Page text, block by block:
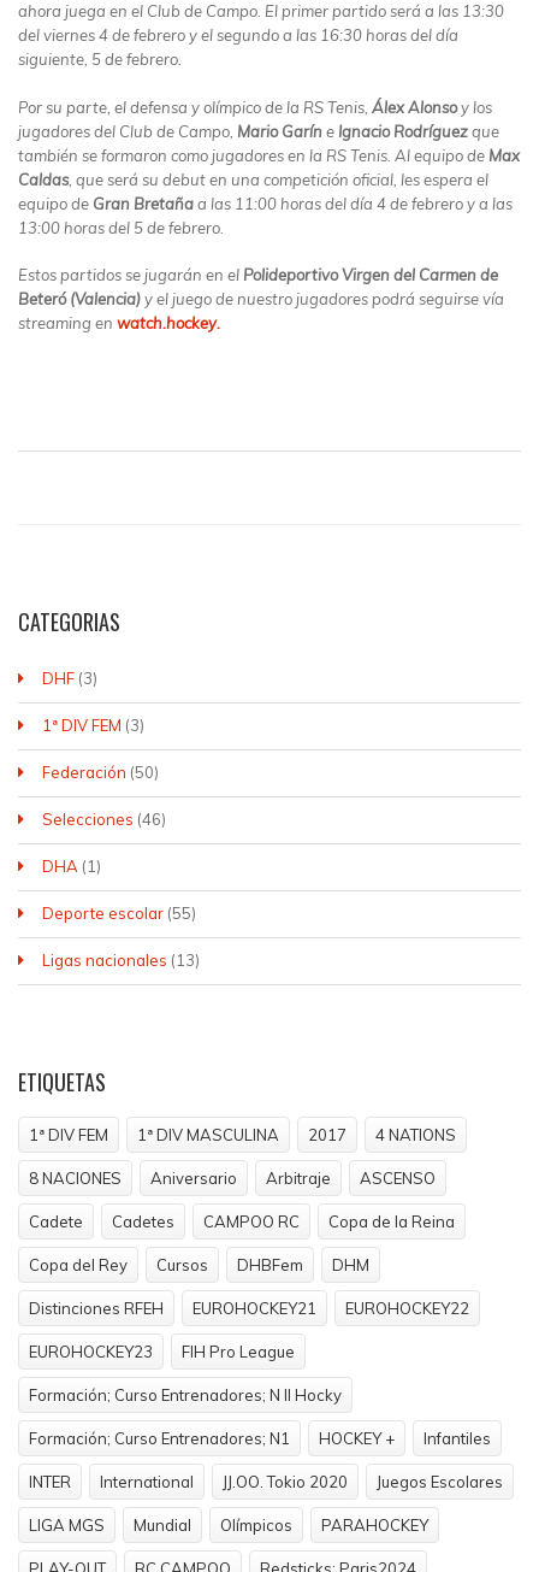
ahora juega en el Club de Campo. El primer partido será a las 13:30
del viernes 4 de febrero y el segundo a las 16:30 horas del día
siguiente, 5 de febrero.
Por su parte, el defensa y olímpico de la RS Tenis, Álex Alonsoy los
jugadores del Club de Campo, Mario Garíne Ignacio Rodríguezque
también se formaron como jugadores en la RS Tenis. Al equipo de Max
Caldas, que será su debut en una competición oficial, les espera el
equipo de Gran Bretañaa las 11:00 horas del día 4 de febrero y a las
13:00 horas del 5 de febrero.
Estos partidos se jugarán en el Polideportivo Virgen del Carmen de
Beteró (Valencia)y el juego de nuestro jugadores podrá seguirse vía
streaming en watch.hockey.
CATEGORIAS
DHF (3)
1ª DIV FEM (3)
Federación (50)
Selecciones (46)
DHA (1)
Deporte escolar (55)
Ligas nacionales (13)
ETIQUETAS
1ª DIV FEM 1ª DIV MASCULINA 2017 4 NATIONS
8 NACIONES Aniversario Arbitraje ASCENSO
Cadete Cadetes CAMPOO RC Copa de la Reina
Copa del Rey Cursos DHBFem DHM
Distinciones RFEH EUROHOCKEY21 EUROHOCKEY22
EUROHOCKEY23 FIH Pro League
Formación; Curso Entrenadores; N II Hocky
Formación; Curso Entrenadores; N1 HOCKEY + Infantiles
INTER International JJ.OO. Tokio 2020 Juegos Escolares
LIGA MGS Mundial Olímpicos PARAHOCKEY